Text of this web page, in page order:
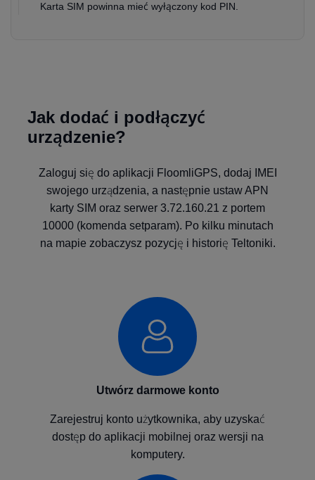
Karta SIM powinna mieć wyłączony kod PIN.
Jak dodać i podłączyć
urządzenie?
Zaloguj się do aplikacji FloomliGPS, dodaj IMEI
swojego urządzenia, a następnie ustaw APN
karty SIM oraz serwer 3.72.160.21 z portem
10000 (komenda setparam). Po kilku minutach
na mapie zobaczysz pozycję i historię Teltoniki.
Utwórz darmowe konto
Zarejestruj konto użytkownika, aby uzyskać
dostęp do aplikacji mobilnej oraz wersji na
komputery.